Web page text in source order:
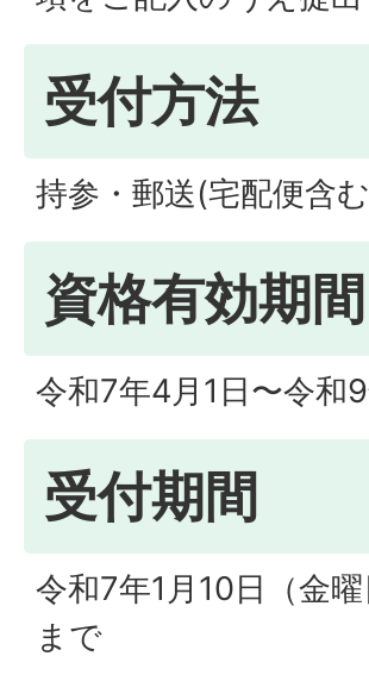
受付方法
持参・郵送(宅配便含
資格有効期間
令和7年4月1日〜令和
受付期間
令和7年1月10日（金
まで